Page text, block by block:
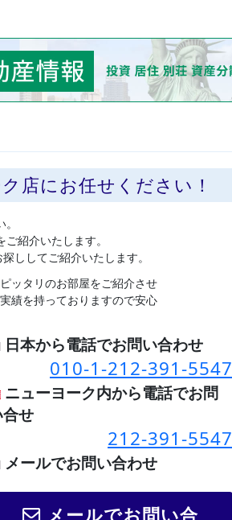
店にお任せください！
ご紹介いたします。
ししてご紹介いたします。
ッタリのお部屋をご紹介させ
績を持っておりますので安心
日本から電話でお問い合わせ
010-1-212-391-5547
ニューヨーク内から電話でお問
せ
212-391-5547
メールでお問い合わせ
メールでお問い合